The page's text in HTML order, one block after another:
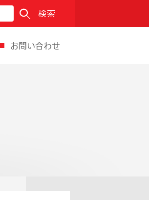
検索
お問い合わせ